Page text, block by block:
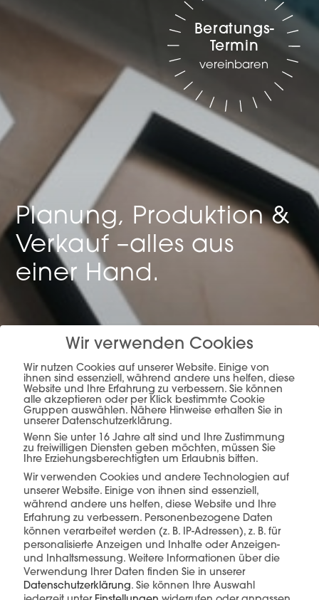
Planung, Produktion &
Verkauf –alles aus
einer Hand.
mehr erfahren
Beratungs-
Termin
vereinbaren
Diese Produkte könnten Sie auch
interessieren
Wir verwenden Cookies
Wir nutzen Cookies auf unserer Website. Einige von
ihnen sind essenziell, während andere uns helfen, diese
Website und Ihre Erfahrung zu verbessern. Sie können
alle akzeptieren oder per Klick bestimmte Cookie
Gruppen auswählen. Nähere Hinweise erhalten Sie in
unserer Datenschutzerklärung.
Wenn Sie unter 16 Jahre alt sind und Ihre Zustimmung
zu freiwilligen Diensten geben möchten, müssen Sie
Ihre Erziehungsberechtigten um Erlaubnis bitten.
Wir verwenden Cookies und andere Technologien auf
unserer Website. Einige von ihnen sind essenziell,
während andere uns helfen, diese Website und Ihre
Erfahrung zu verbessern. Personenbezogene Daten
können verarbeitet werden (z. B. IP-Adressen), z. B. für
personalisierte Anzeigen und Inhalte oder Anzeigen-
und Inhaltsmessung. Weitere Informationen über die
Verwendung Ihrer Daten finden Sie in unserer
Datenschutzerklärung. Sie können Ihre Auswahl